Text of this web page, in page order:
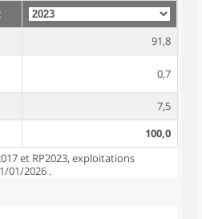
91,8
0,7
7,5
100,0
et RP2023, exploitations
01/2026 .